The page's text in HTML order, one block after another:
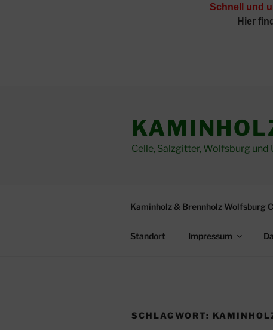
Schnell und
Hier
Celle, Salzgitter, Wolfsburg und
Kaminholz & Brennholz Wolfsburg
Standort Impressum
SCHLAGWORT: